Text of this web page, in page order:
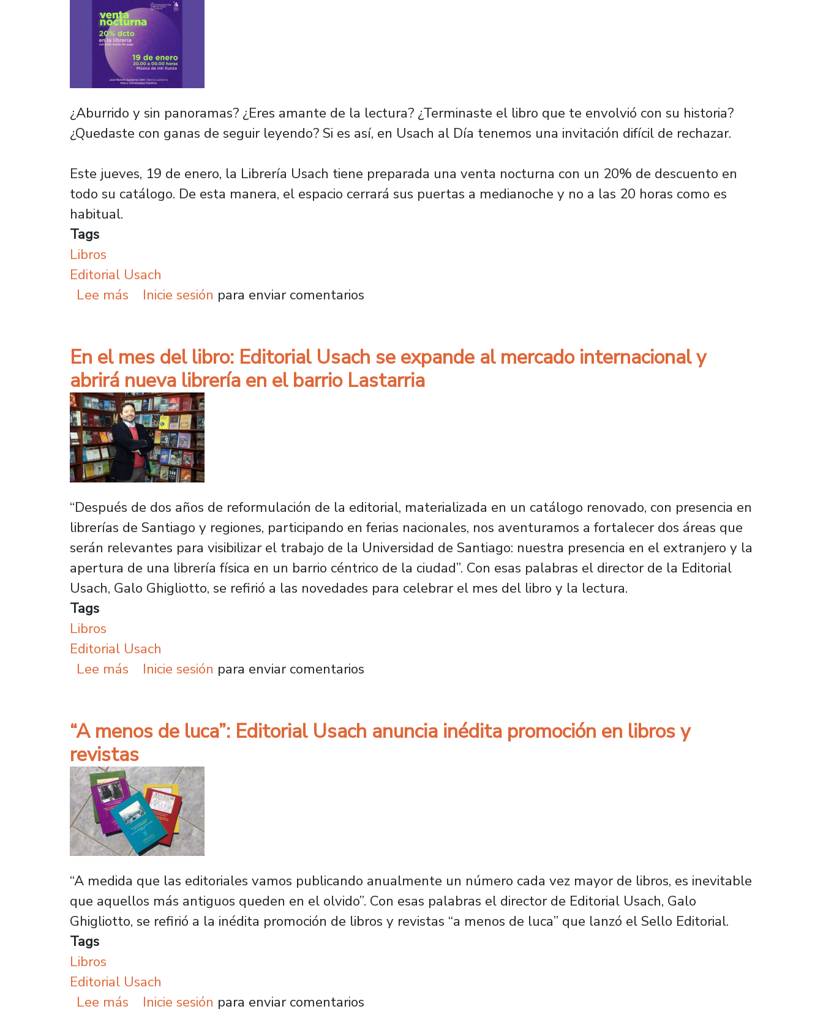
¿Aburrido y sin panoramas? ¿Eres amante de la lectura? ¿Terminaste el libro que te envolvió con su historia?
¿Quedaste con ganas de seguir leyendo? Si es así, en Usach al Día tenemos una invitación difícil de rechazar.
Este jueves, 19 de enero, la Librería Usach tiene preparada una venta nocturna con un 20% de descuento en
todo su catálogo. De esta manera, el espacio cerrará sus puertas a medianoche y no a las 20 horas como es
habitual.
Tags
Libros
Editorial Usach
Lee más sobre Mañana jueves hasta medianoche: Librería Usach prepara venta nocturna con un 20% de descuento en
Inicie sesión para enviar comentarios
En el mes del libro: Editorial Usach se expande al mercado internacional y
abrirá nueva librería en el barrio Lastarria
“Después de dos años de reformulación de la editorial, materializada en un catálogo renovado, con presencia en
librerías de Santiago y regiones, participando en ferias nacionales, nos aventuramos a fortalecer dos áreas que
serán relevantes para visibilizar el trabajo de la Universidad de Santiago: nuestra presencia en el extranjero y la
apertura de una librería física en un barrio céntrico de la ciudad”. Con esas palabras el director de la Editorial
Usach, Galo Ghigliotto, se refirió a las novedades para celebrar el mes del libro y la lectura.
Tags
Libros
Editorial Usach
Lee más sobre En el mes del libro: Editorial Usach se expande al mercado internacional y abrirá nueva librería en el
Inicie sesión para enviar comentarios
“A menos de luca”: Editorial Usach anuncia inédita promoción en libros y
revistas
“A medida que las editoriales vamos publicando anualmente un número cada vez mayor de libros, es inevitable
que aquellos más antiguos queden en el olvido”. Con esas palabras el director de Editorial Usach, Galo
Ghigliotto, se refirió a la inédita promoción de libros y revistas “a menos de luca” que lanzó el Sello Editorial.
Tags
Libros
Editorial Usach
Lee más sobre “A menos de luca”: Editorial Usach anuncia inédita promoción en libros y revistas
Inicie sesión para enviar comentarios